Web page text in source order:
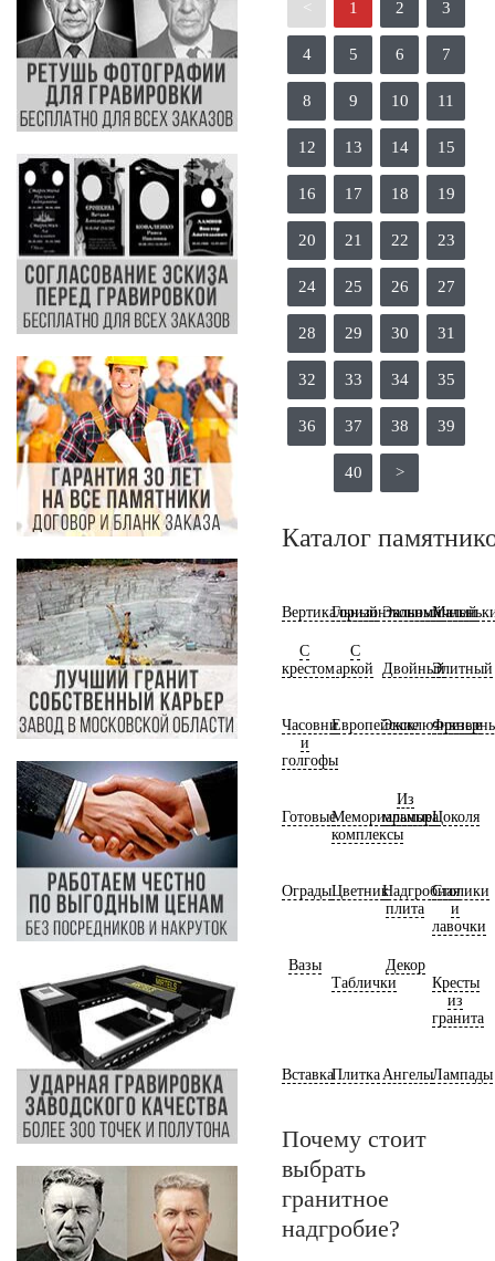
< 1 2 3
4 5 6 7
8 9 10 11
12 13 14 15
16 17 18 19
20 21 22 23
24 25 26 27
28 29 30 31
32 33 34 35
36 37 38 39
40 >
Каталог
ВертикальныйГоризонтальный
Экономичный
С
крестом
С
аркой
ДвойныйЭлитный
Часовни
и
голгофы
ЕвропейскиеЭксклюзивные
ГотовыеМемориальные
комплексы
Из
мрамораЦоколя
ОградыЦветникНадгробная
плита
Столики
и
лавочки
Вазы
Таблички
Декор
Кресты
из
гранита
ВставкаПлитка АнгелыЛампады
Почему стоит
выбрать
гранитное
надгробие?